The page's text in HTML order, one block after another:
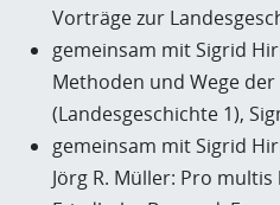
Vorträge zur
gemeinsam mit Sigrid
Methoden und Wege
(Landesgeschichte 1),
gemeinsam mit Sigrid
Jörg R. Müller: Pro